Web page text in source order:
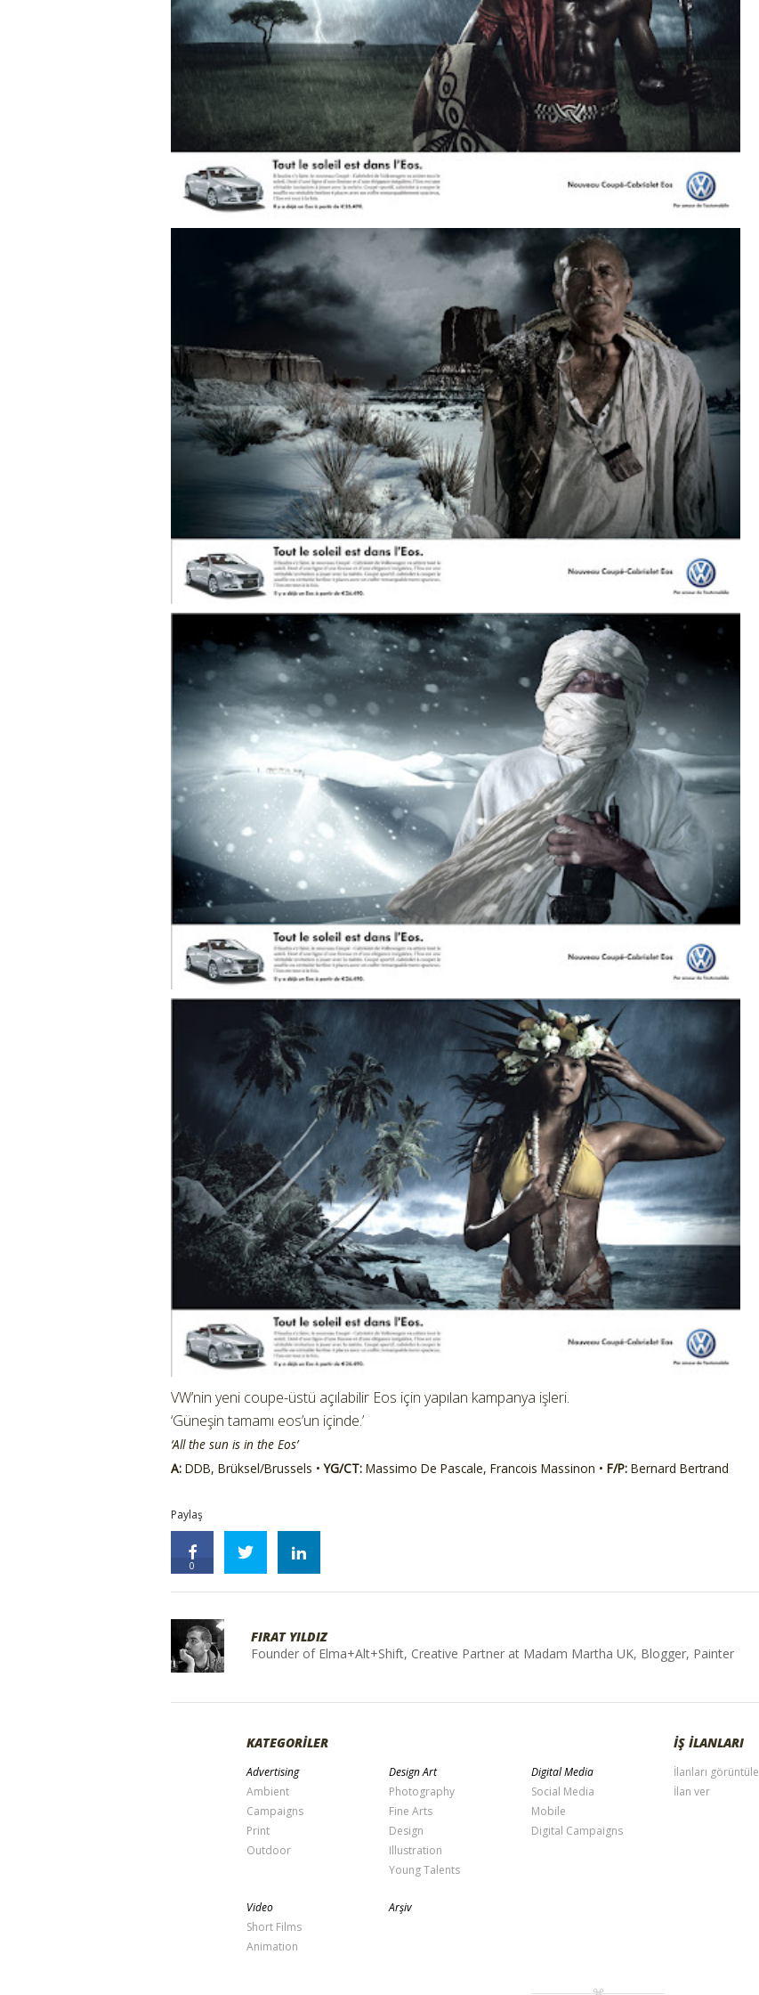
VW’nin yeni coupe-üstü açılabilir Eos için yapılan kampanya işleri.
‘Güneşin tamamı eos’un içinde.’
‘All the sun is in the Eos’
A: DDB, Brüksel/Brussels •YG/CT: Massimo De Pascale, Francois Massinon • F/P: Bernard Bertrand
Paylaş
0
FIRAT YILDIZ
Founder of Elma+Alt+Shift, Creative Partner at Madam Martha UK, Blogger, Painter
KATEGORİLER
Advertising
Ambient
Campaigns
Print
Outdoor
Design Art
Photography
Fine Arts
Design
Illustration
Young Talents
Digital Media
Social Media
Mobile
Digital Campaigns
Video
Short Films
Animation
Arşiv
İŞ İLANLARI
İlanları görüntüle
İlan ver